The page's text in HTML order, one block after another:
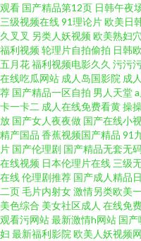
精品 黄色视频网站链接 天堂8麻
网 超碰人人射 另类图综丁香五
同女同精品一区二区 最新动漫
日韩精品一 又大又长 国产交换
久草cn 曰韩国产高清 国产精品
免费大香蕉 国产欧美午夜视频
视频观看 天天杏吧5g色中色 97
观看 国产精品第12页 日韩午夜
三级视频在线91理论片欧美日
久叉叉 另类人妖视频欧美熟妇
福利视频轮理片自拍偷拍 日韩
五月花福利视频电影久久 污污
在线吃瓜网站 成人岛国影院 成
荐 国产精品一区自拍 男人天堂
卡一卡二 成人在线免费看黄操
放 国产女人夜夜做 国产在线小
精产国品 香蕉视频国产精品 91
片 国产伦理剧 国产精品无套无
在线视频 日本伦理片在线 三级
在线伦理剧推荐 国产成人精品
二页毛片内射女激情另类欧美
美色综合 美女社区成人 在线免
观看污网站最新激情h网站 国产
妇 最新福利影院 欧美人妖视频